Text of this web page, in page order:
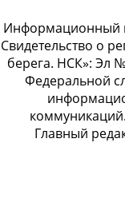
Информационный
Свидетельство о
берега. НСК»: Эл
Федеральной
Главный